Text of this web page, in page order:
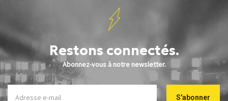
Restons connectés.
Abonnez-vous à notre newsletter.